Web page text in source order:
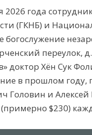
2026 года
(ГКНБ) и
богослужение
переулок,
доктор Хён Сук
в прошлом
Головин и
$230)